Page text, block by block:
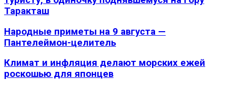
Таракташ
Народные приметы на 9 августа —
Пантелеймон-целитель
Климат и инфляция делают морских ежей
роскошью для японцев